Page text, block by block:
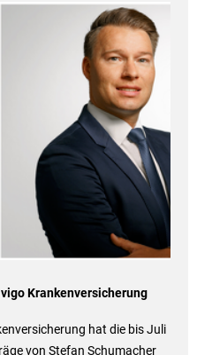
Krankenversicherung
hat die bis Juli
von Stefan Schumacher